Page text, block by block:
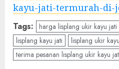
kayu-jati-termurah-di-
Tags: harga lisplang ukir kayu
lisplang kayu jati
lisplang ukir
terima pesanan lisplang ukir kayu